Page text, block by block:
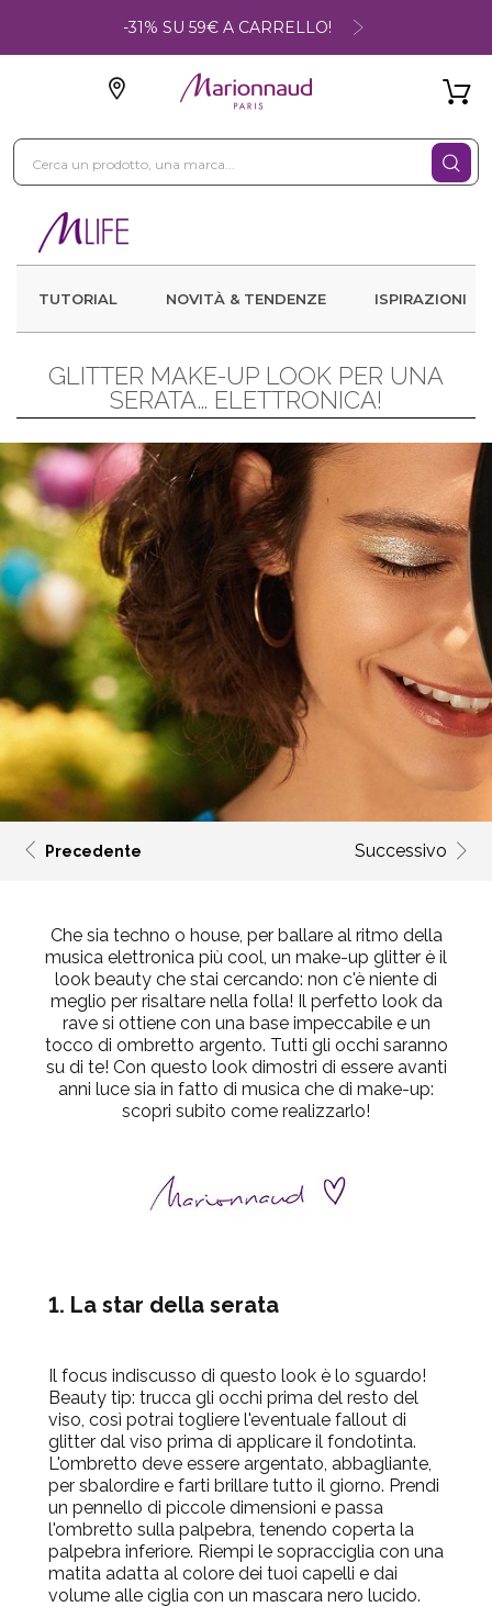
-31% SU 59€ A CARRELLO!
TUTORIAL NOVITÀ & TENDENZE ISPIRAZIONI
GLITTER MAKE-UP LOOK PER UNA
SERATA… ELETTRONICA!
Precedente Successivo
Che sia techno o house, per ballare al ritmo della
musica elettronica più cool, un make-up glitter è il
look beauty che stai cercando: non c'è niente di
meglio per risaltare nella folla! Il perfetto look da
rave si ottiene con una base impeccabile e un
tocco di ombretto argento. Tutti gli occhi saranno
su di te! Con questo look dimostri di essere avanti
anni luce sia in fatto di musica che di make-up:
scopri subito come realizzarlo!
1. La star della serata
Il focus indiscusso di questo look è lo sguardo!
Beauty tip: trucca gli occhi prima del resto del
viso, così potrai togliere l'eventuale fallout di
glitter dal viso prima di applicare il fondotinta.
L'ombretto deve essere argentato, abbagliante,
per sbalordire e farti brillare tutto il giorno. Prendi
un pennello di piccole dimensioni e passa
l'ombretto sulla palpebra, tenendo coperta la
palpebra inferiore. Riempi le sopracciglia con una
matita adatta al colore dei tuoi capelli e dai
volume alle ciglia con un mascara nero lucido.